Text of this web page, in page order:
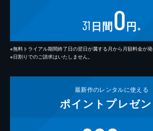
31 日間0円 ※
※無料トライアル期間終了日の翌日が属する月から月額料金が発
※日割りでのご請求はいたしません。
最新作のレンタルに使える
ポイント プレゼン